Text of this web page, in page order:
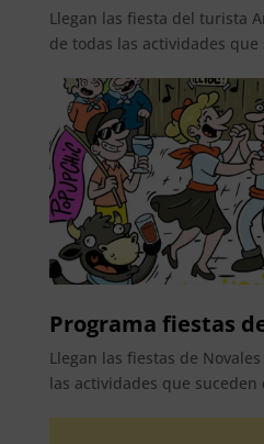
Llegan las fiesta del turista
de todas las actividades
Programa fiestas
Llegan las fiestas de
las actividades que suceden